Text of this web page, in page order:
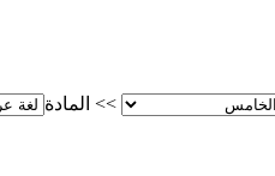
>> المادة